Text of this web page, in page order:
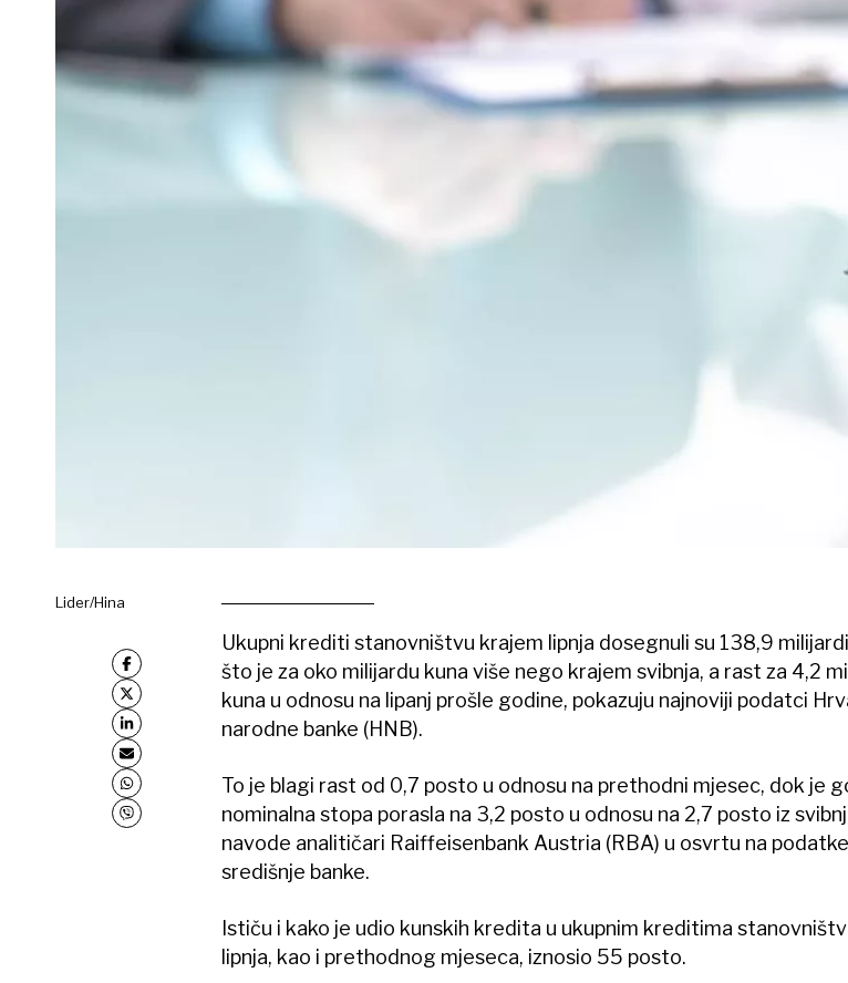
Lider/Hina
Ukupni krediti stanovništvu krajem lipnja dosegnuli su 138,9
što je za oko milijardu kuna više nego krajem svibnja, a rast za 4,2
kuna u odnosu na lipanj prošle godine, pokazuju najnoviji podatci
narodne banke (HNB).
To je blagi rast od 0,7 posto u odnosu na prethodni mjesec, dok je
nominalna stopa porasla na 3,2 posto u odnosu na 2,7 posto iz
navode analitičari Raiffeisenbank Austria (RBA) u osvrtu na podatke
središnje banke.
Ističu i kako je udio kunskih kredita u ukupnim kreditima
lipnja, kao i prethodnog mjeseca, iznosio 55 posto.